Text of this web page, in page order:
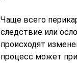
Чаще всего
следствие или
происходят
процесс может